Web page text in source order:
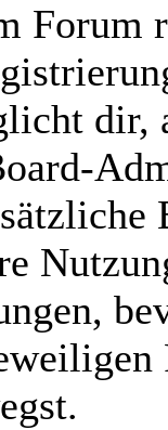
Forum
dir,